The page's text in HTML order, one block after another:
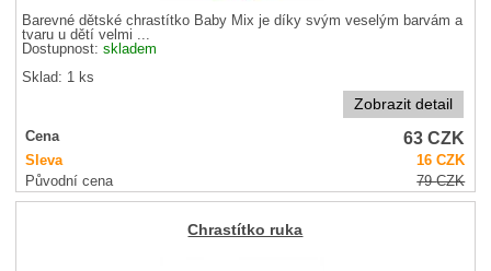
Barevné dětské chrastítko Baby Mix je díky svým veselým barvám a
tvaru u dětí velmi ...
Dostupnost:skladem
Sklad: 1 ks
Zobrazit detail
Cena 63CZK
Sleva 16CZK
Původní cena
79CZK
Chrastítko ruka